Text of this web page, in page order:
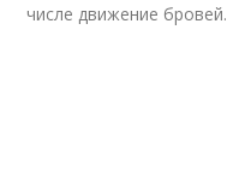
числе движение бровей.